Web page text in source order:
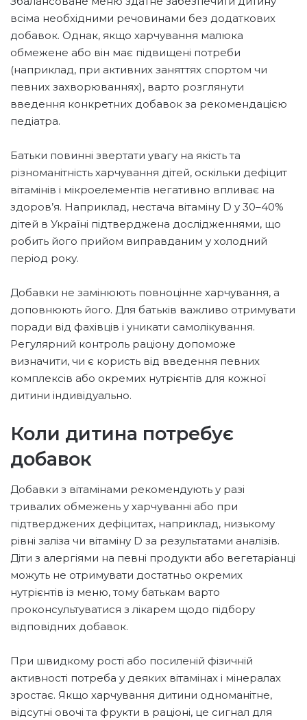
всіма необхідними речовинами без додаткових
добавок. Однак, якщо харчування малюка
обмежене або він має підвищені потреби
(наприклад, при активних заняттях спортом чи
певних захворюваннях), варто розглянути
введення конкретних добавок за рекомендацією
педіатра.
Батьки повинні звертати увагу на якість та
різноманітність харчування дітей, оскільки дефіцит
вітамінів і мікроелементів негативно впливає на
здоров’я. Наприклад, нестача вітаміну D у 30–40%
дітей в Україні підтверджена дослідженнями, що
робить його прийом виправданим у холодний
період року.
Добавки не замінюють повноцінне харчування, а
доповнюють його. Для батьків важливо отримувати
поради від фахівців і уникати самолікування.
Регулярний контроль раціону допоможе
визначити, чи є користь від введення певних
комплексів або окремих нутрієнтів для кожної
дитини індивідуально.
Коли дитина потребує
добавок
Добавки з вітамінами рекомендують у разі
тривалих обмежень у харчуванні або при
підтверджених дефіцитах, наприклад, низькому
рівні заліза чи вітаміну D за результатами аналізів.
Діти з алергіями на певні продукти або вегетаріанці
можуть не отримувати достатньо окремих
нутрієнтів із меню, тому батькам варто
проконсультуватися з лікарем щодо підбору
відповідних добавок.
При швидкому рості або посиленій фізичній
активності потреба у деяких вітамінах і мінералах
зростає. Якщо харчування дитини одноманітне,
відсутні овочі та фрукти в раціоні, це сигнал для